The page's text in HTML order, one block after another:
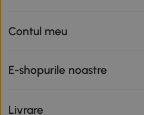
Contul meu
E-shopurile noastre
Livrare